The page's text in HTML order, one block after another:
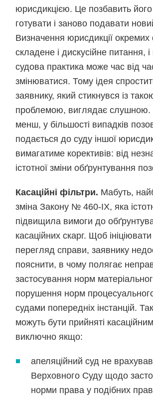
юрисдикцією. Це позбавить його
готувати і заново подавати
Визначення юрисдикції
складене і дискусійне питання, і
судова практика може час від
змінюватися. Тому ідея
заявнику, який стикнувся із
проблемою, виглядає слушною.
менш, у більшості випадків
подається до суду іншої
вимагатиме корективів: від
істотної зміни обґрунтування
Касаційні фільтри. Мабуть,
зміна Закону № 460-IX, яка
підвищила вимоги до
касаційних скарг. Щоб
перегляд справи, заявнику
пояснити, в чому полягає
застосування норм
порушення норм
судами попередніх інстанцій.
можуть бути прийняті
виключно якщо:
апеляційний суд не
Верховного Суду щодо
норми права у подібних